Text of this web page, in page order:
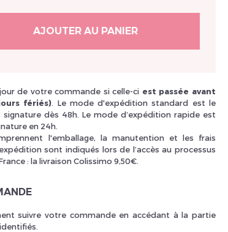
réinitialiser
AJOUTER AU PANIER
de votre commande si celle-ci est passée avant
fériés) . Le mode d'expédition standard est le
signature dès 48h. Le mode d‘expédition rapide est
en 24h.
l'emballage, la manutention et les frais
sont indiqués lors de l’accès au processus
: la livraison Colissimo 9,50€.
suivre votre commande en accédant à la partie